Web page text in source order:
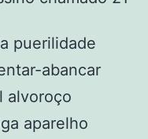
puerilidade
abancar
alvoroço
aparelho